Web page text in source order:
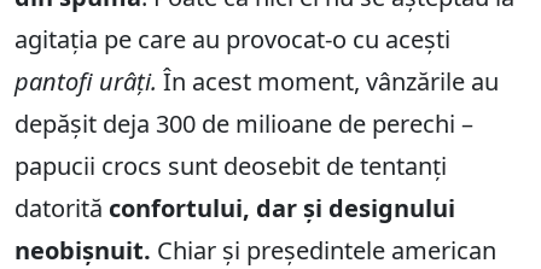
agitația pe care au provocat-o cu acești
pantofi urâți. În acest moment, vânzările au
depășit deja 300 de milioane de perechi –
papucii crocs sunt deosebit de tentanți
datorită confortului, dar și designului
neobișnuit. Chiar și președintele american